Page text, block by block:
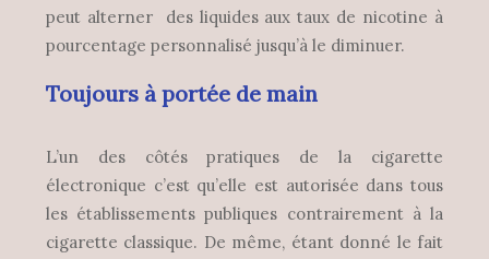
peut alterner des liquides aux taux de nicotine à
pourcentage personnalisé jusqu’à le diminuer.
Toujours à portée de main
L’un des côtés pratiques de la cigarette
électronique c’est qu’elle est autorisée dans tous
les établissements publiques contrairement à la
cigarette classique. De même, étant donné le fait